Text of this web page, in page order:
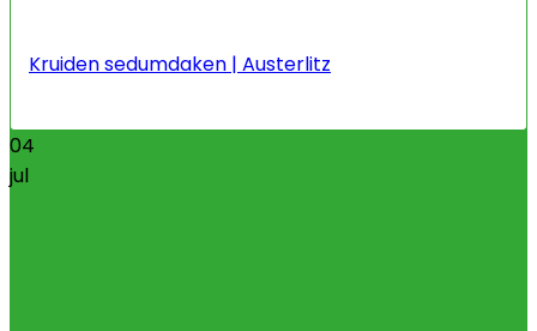
Kruiden sedumdaken | Austerlitz
04
jul